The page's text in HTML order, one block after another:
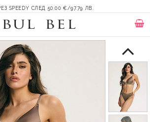
SPEEDY СЛЕД 50.00 €/97.79 ЛВ.